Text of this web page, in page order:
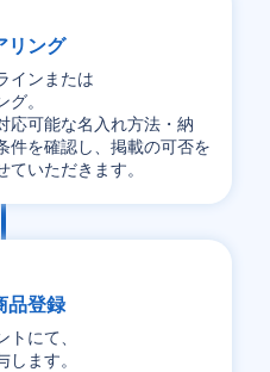
リング
インまたは
。
応可能な名入れ方法・納
件を確認し、掲載の可否を
いただきます。
品登録
にて、
ます。